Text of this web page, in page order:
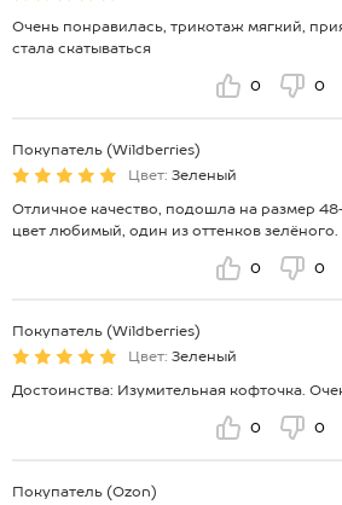
Очень понравилась, трикотаж мягкий,
стала скатываться
0 0
Покупатель (Wildberries)
Цвет: Зеленый
Отличное качество, подошла на размер
цвет любимый, один из оттенков
0 0
Покупатель (Wildberries)
Цвет: Зеленый
Достоинства: Изумительная кофточка.
0 0
Покупатель (Ozon)